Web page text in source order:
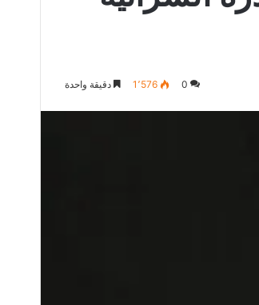
0 1٬576 دقيقة واحدة